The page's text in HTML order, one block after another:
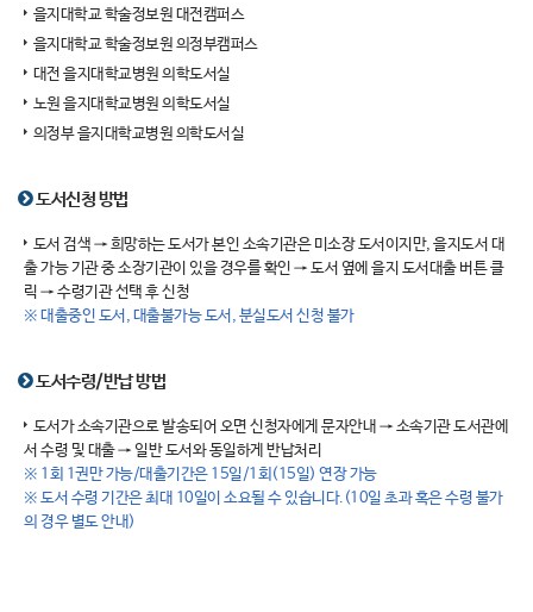
을지대학교 학술정보원 대전캠퍼스
을지대학교 학술정보원 의정부캠퍼스
대전 을지대학교병원 의학도서실
노원 을지대학교병원 의학도서실
의정부 을지대학교병원 의학도서실
도서신청 방법
도서 검색 → 희망하는 도서가 본인 소속기관은 미소장 도서이지만, 을지도서 대
출 가능 기관 중 소장기관이 있을 경우를 확인 → 도서 옆에 을지 도서대출 버튼 클
릭 → 수령기관 선택 후 신청
※ 대출중인 도서, 대출불가능 도서, 분실도서 신청 불가
도서수령/반납 방법
도서가 소속기관으로 발송되어 오면 신청자에게 문자안내 → 소속기관 도서관에
서 수령 및 대출 → 일반 도서와 동일하게 반납처리
※ 1회 1권만 가능/대출기간은 15일/1회(15일) 연장 가능
※ 도서 수령 기간은 최대 10일이 소요될 수 있습니다.(10일 초과 혹은 수령 불가
의 경우 별도 안내)